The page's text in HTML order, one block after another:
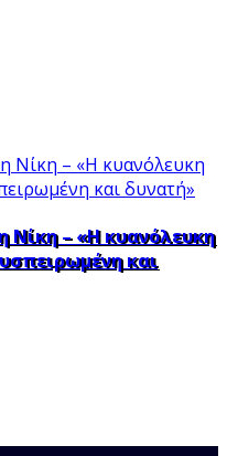
Νίκη – «Η κυανόλευκη
και